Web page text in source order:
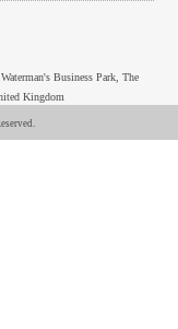
Business Park, The
Kingdom